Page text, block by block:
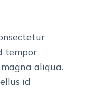
tempor
aliqua.
id